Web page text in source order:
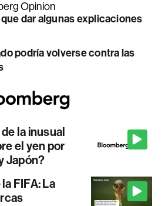
Opinion
dar algunas explicaciones
podría volverse contra las
la inusual
el yen por
Japón?
FIFA: La